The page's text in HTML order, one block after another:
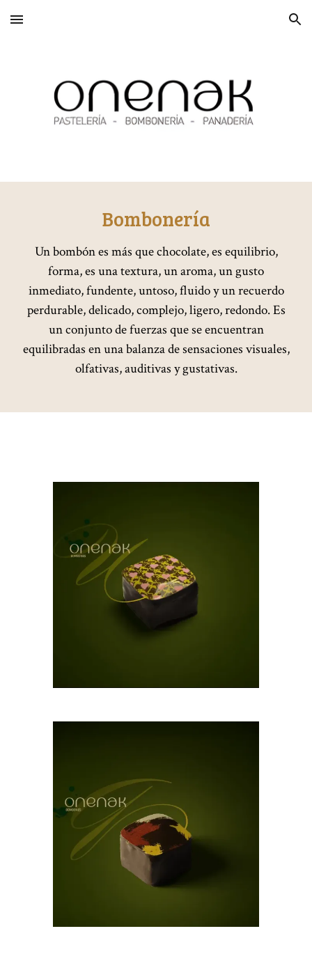
Skip to main content Skip to navigation
Bombonería
Un bombón es más que chocolate, es equilibrio,
forma, es una textura, un aroma, un gusto
inmediato, fundente, untoso, fluido y un recuerdo
perdurable, delicado, complejo, ligero, redondo. Es
un conjunto de fuerzas que se encuentran
equilibradas en una balanza de sensaciones visuales,
olfativas, auditivas y gustativas.